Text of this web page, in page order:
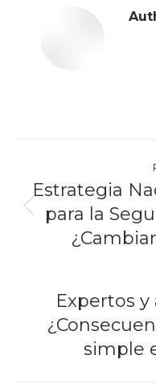
Estrategia
para la
Expertos y
simple